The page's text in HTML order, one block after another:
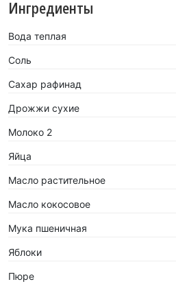
Ингредиенты
Вода теплая
Соль
Сахар рафинад
Дрожжи сухие
Молоко 2
Яйца
Масло растительное
Масло кокосовое
Мука пшеничная
Яблоки
Пюре